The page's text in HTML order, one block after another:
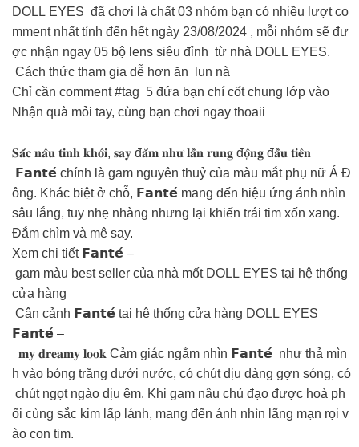
DOLL EYES đã chơi là chất 03 nhóm bạn có nhiều lượt co
mment nhất tính đến hết ngày 23/08/2024 , mỗi nhóm sẽ đư
ợc nhận ngay 05 bộ lens siêu đỉnh từ nhà DOLL EYES.
Cách thức tham gia dễ hơn ăn lun nà
Chỉ cần comment #tag 5 đứa bạn chí cốt chung lớp vào
Nhận quà mỏi tay, cùng bạn chơi ngay thoaii️
𝐒𝐚̆́𝐜 𝐧𝐚̂𝐮 𝐭𝐢𝐧𝐡 𝐤𝐡𝐨̂𝐢, 𝐬𝐚𝐲 đ𝐚̆́𝐦 𝐧𝐡𝐮̛ 𝐥𝐚̂̀𝐧 𝐫𝐮𝐧𝐠 đ𝐨̣̂𝐧𝐠 đ𝐚̂̀𝐮 𝐭𝐢𝐞̂𝐧 ️
𝗙𝗮𝗻𝘁𝗲́ chính là gam nguyên thuỷ của màu mắt phụ nữ Á Đ
ông. Khác biệt ở chỗ, 𝗙𝗮𝗻𝘁𝗲́ mang đến hiệu ứng ánh nhìn
sâu lắng, tuy nhẹ nhàng nhưng lại khiến trái tim xốn xang.
Đắm chìm và mê say.
Xem chi tiết 𝗙𝗮𝗻𝘁𝗲́ –
gam màu best seller của nhà mốt DOLL EYES tại hệ thống
cửa hàng
Cận cảnh 𝗙𝗮𝗻𝘁𝗲́ tại hệ thống cửa hàng DOLL EYES
𝗙𝗮𝗻𝘁𝗲́ –
𝐦𝐲 𝐝𝐫𝐞𝐚𝐦𝐲 𝐥𝐨𝐨𝐤 Cảm giác ngắm nhìn 𝗙𝗮𝗻𝘁𝗲́ như thả mìn
h vào bóng trăng dưới nước, có chút dịu dàng gợn sóng, có
chút ngọt ngào dịu êm. Khi gam nâu chủ đạo được hoà ph
ối cùng sắc kim lấp lánh, mang đến ánh nhìn lãng mạn rọi v
ào con tim.